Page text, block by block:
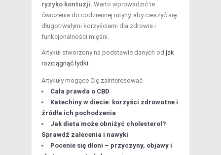
ryzyko kontuzji. Warto wprowadzić te
ćwiczenia do codziennej rutyny, aby cieszyć się
długotrwałymi korzyściami dla zdrowia i
funkcjonalności mięśni.
Artykuł stworzony na podstawie danych od jak
rozciągnąć łydki.
Artykuły mogące Cię zainteresować
Cała prawda o CBD
Katechiny w diecie: korzyści zdrowotne i
źródła ich pochodzenia
Jak dieta może obniżyć cholesterol?
Sprawdź zalecenia i nawyki
Pocenie się dłoni – przyczyny, objawy i